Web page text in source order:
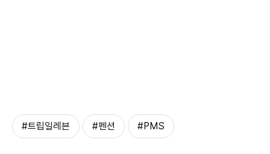
#​트립일레븐 #펜션 #PMS